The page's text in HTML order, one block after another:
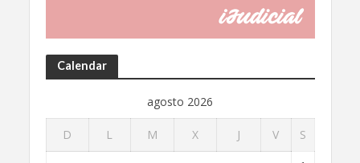
Calendar
agosto 2026
D L M X J V S